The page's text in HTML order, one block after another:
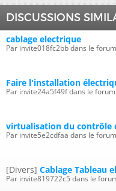
DISCUSSIONS
cablage electrique
Par invite018fc2bb dans le
Faire l'installation
Par invite24a5f49f dans le
virtualisation du contrôle
Par invite5e2cdfaa dans le
[Divers] Cablage Tableau
Par invite819722c5 dans le